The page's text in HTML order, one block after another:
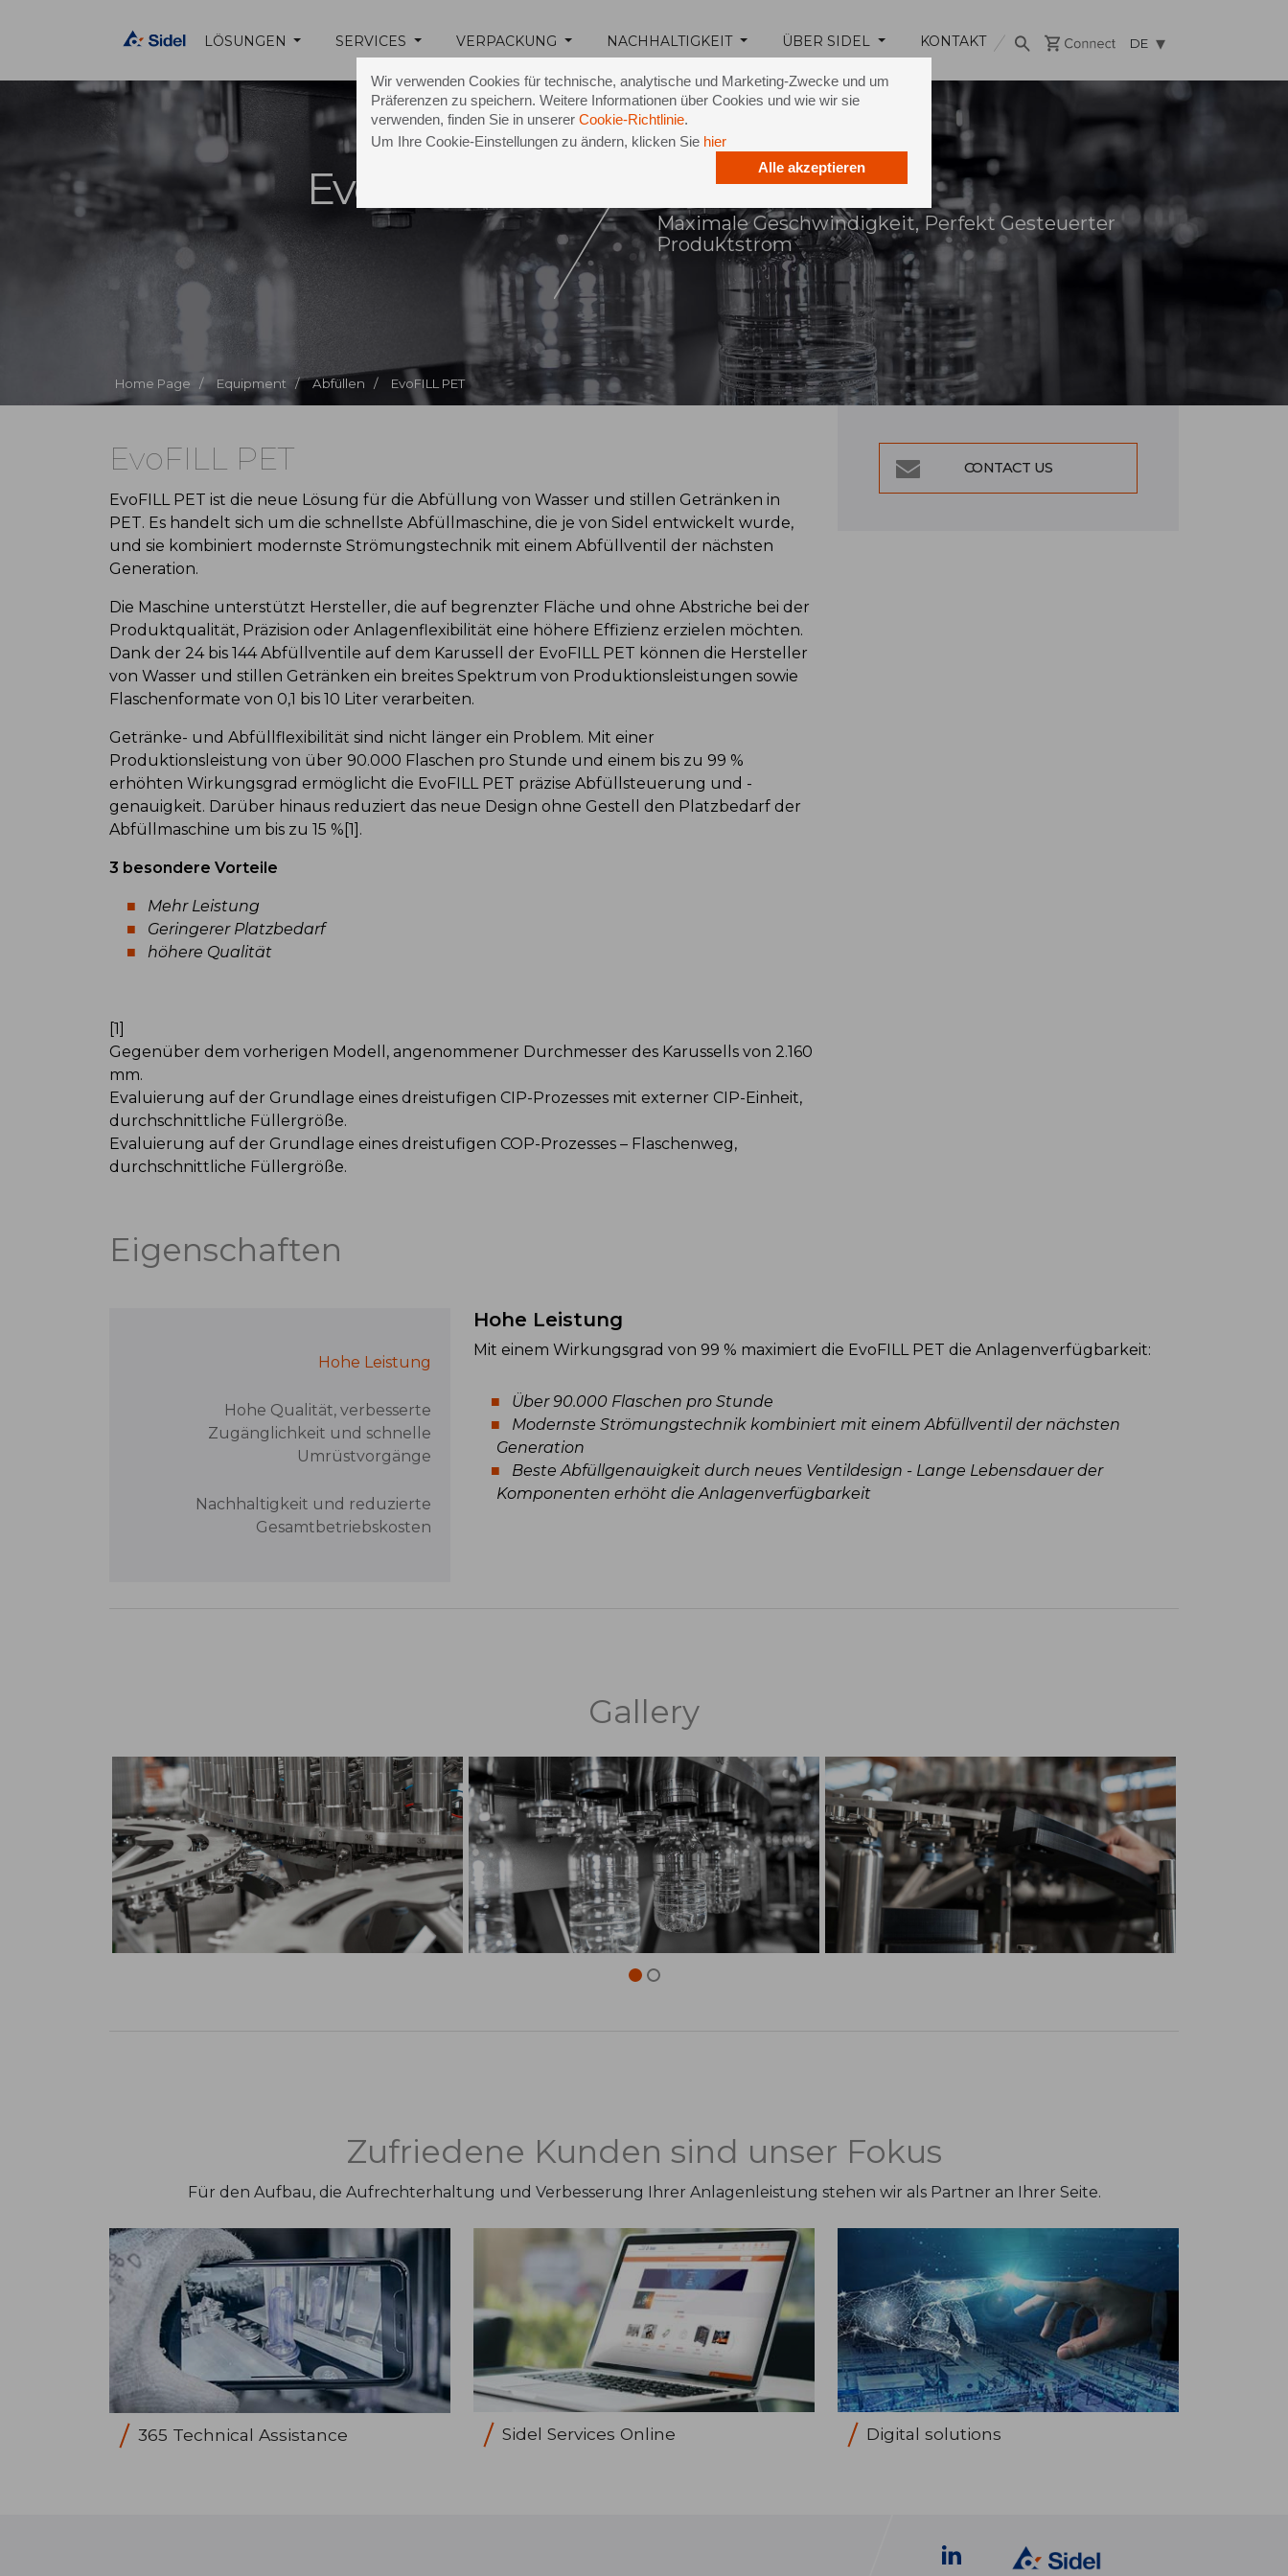
Wir verwenden Cookies für technische, analytische und Marketing-Zwecke und um
Präferenzen zu speichern. Weitere Informationen über Cookies und wie wir sie
verwenden, finden Sie in unserer Cookie-Richtlinie.
Um Ihre Cookie-Einstellungen zu ändern, klicken Sie hier
Alle akzeptieren
LÖSUNGEN SERVICES VERPACKUNG NACHHALTIGKEIT ÜBER SIDEL KONTAKT DE
Home Page / Equipment / Abfüllen / EvoFILL PET
EvoFILL PET
Maximale Geschwindigkeit, Perfekt Gesteuerter
Produktstrom
EvoFILL PET
EvoFILL PET ist die neue Lösung für die Abfüllung von Wasser und stillen Getränken in
PET. Es handelt sich um die schnellste Abfüllmaschine, die je von Sidel entwickelt wurde,
und sie kombiniert modernste Strömungstechnik mit einem Abfüllventil der nächsten
Generation.
Die Maschine unterstützt Hersteller, die auf begrenzter Fläche und ohne Abstriche bei der
Produktqualität, Präzision oder Anlagenflexibilität eine höhere Effizienz erzielen möchten.
Dank der 24 bis 144 Abfüllventile auf dem Karussell der EvoFILL PET können die Hersteller
von Wasser und stillen Getränken ein breites Spektrum von Produktionsleistungen sowie
Flaschenformate von 0,1 bis 10 Liter verarbeiten.
Getränke- und Abfüllflexibilität sind nicht länger ein Problem. Mit einer
Produktionsleistung von über 90.000 Flaschen pro Stunde und einem bis zu 99 %
erhöhten Wirkungsgrad ermöglicht die EvoFILL PET präzise Abfüllsteuerung und -
genauigkeit. Darüber hinaus reduziert das neue Design ohne Gestell den Platzbedarf der
Abfüllmaschine um bis zu 15 %[1].
3 besondere Vorteile
Mehr Leistung
Geringerer Platzbedarf
höhere Qualität
[1]
Gegenüber dem vorherigen Modell, angenommener Durchmesser des Karussells von 2.160
mm.
Evaluierung auf der Grundlage eines dreistufigen CIP-Prozesses mit externer CIP-Einheit,
durchschnittliche Füllergröße.
Evaluierung auf der Grundlage eines dreistufigen COP-Prozesses – Flaschenweg,
durchschnittliche Füllergröße.
CONTACT US
Eigenschaften
Hohe Leistung
Hohe Qualität, verbesserte
Zugänglichkeit und schnelle
Umrüstvorgänge
Nachhaltigkeit und reduzierte
Gesamtbetriebskosten
Hohe Leistung
Mit einem Wirkungsgrad von 99 % maximiert die EvoFILL PET die Anlagenverfügbarkeit:
Über 90.000 Flaschen pro Stunde
Modernste Strömungstechnik kombiniert mit einem Abfüllventil der nächsten
Generation
Beste Abfüllgenauigkeit durch neues Ventildesign - Lange Lebensdauer der
Komponenten erhöht die Anlagenverfügbarkeit
Gallery
Zufriedene Kunden sind unser Fokus
Für den Aufbau, die Aufrechterhaltung und Verbesserung Ihrer Anlagenleistung stehen wir als Partner an Ihrer Seite.
365 Technical Assistance Sidel Services Online Digital solutions